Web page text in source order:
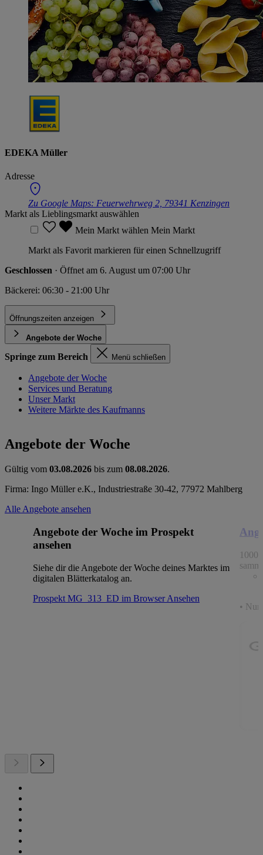
EDEKA Müller
Adresse
Zu Google Maps: Feuerwehrweg 2, 79341 Kenzingen
Markt als Lieblingsmarkt auswählen
Mein Markt wählen Mein Markt
Markt als Favorit markieren für einen Schnellzugriff
Geschlossen · Öffnet am 6. August um 07:00 Uhr
Bäckerei: 06:30 - 21:00 Uhr
Öffnungszeiten anzeigen
Angebote der Woche
Springe zum Bereich Menü schließen
Angebote der Woche
Services und Beratung
Unser Markt
Weitere Märkte des Kaufmanns
Angebote der Woche
Gültig vom 03.08.2026 bis zum 08.08.2026.
Firma: Ingo Müller e.K., Industriestraße 30-42, 77972 Mahlberg
Alle Angebote ansehen
Angebote der Woche im Prospekt
ansehen
Siehe dir die Angebote der Woche deines Marktes im
digitalen Blätterkatalog an.
Prospekt MG_313_ED im BrowserAnsehen
1000
• Nur